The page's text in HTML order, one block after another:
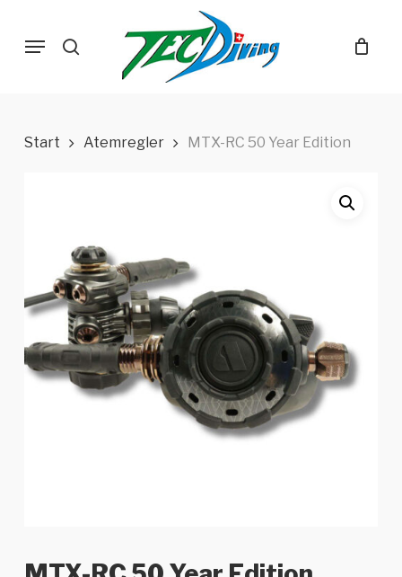
search
Menu
Start Atemregler MTX-RC 50 Year Edition